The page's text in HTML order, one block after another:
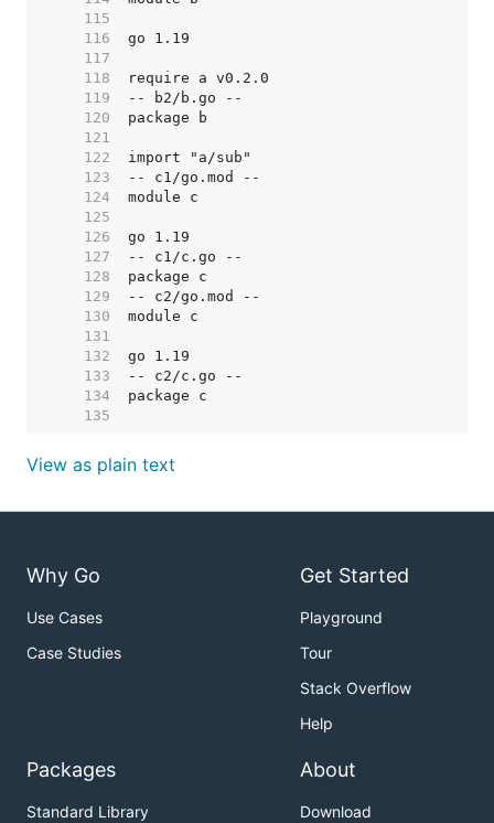
   115
   116
   117
   118
   119
   120
   121
   122
   123
   124
   125
   126
   127
   128
   129
   130
   131
   132
   133
   134
   135
View as plain text
Why Go
Use Cases
Case Studies
Get Started
Playground
Tour
Stack Overflow
Help
Packages
Standard Library
About
Download